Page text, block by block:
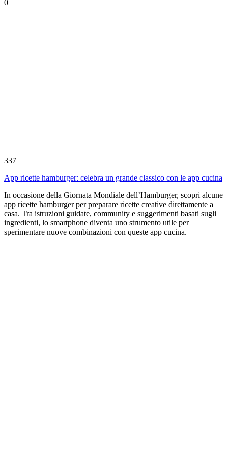
0
337
App ricette hamburger: celebra un grande classico con le app cucina
In occasione della Giornata Mondiale dell’Hamburger, scopri alcune
app ricette hamburger per preparare ricette creative direttamente a
casa. Tra istruzioni guidate, community e suggerimenti basati sugli
ingredienti, lo smartphone diventa uno strumento utile per
sperimentare nuove combinazioni con queste app cucina.